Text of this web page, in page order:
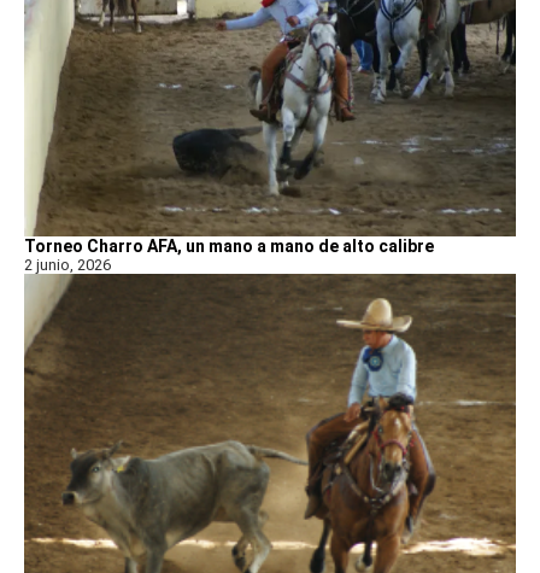
Torneo Charro AFA, un mano a mano de alto calibre
2 junio, 2026